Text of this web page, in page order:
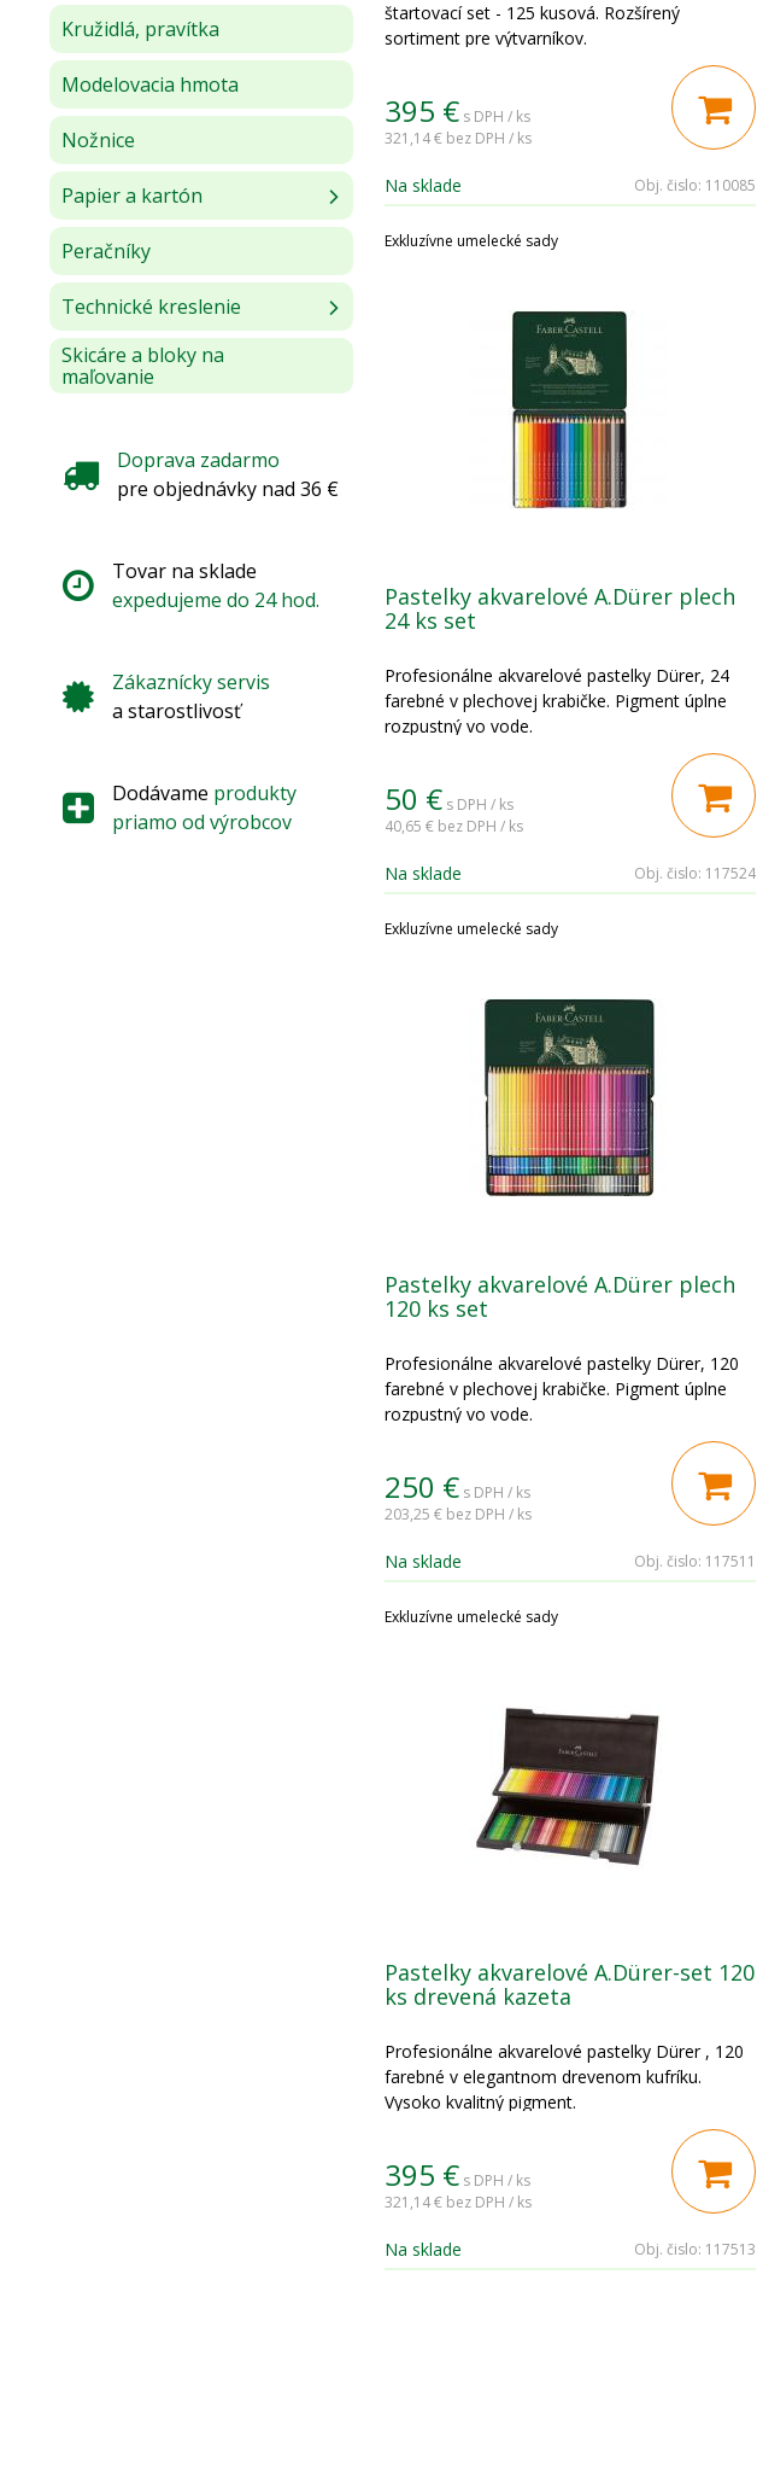
štartovací set - 125 kusová. Rozšírený
sortiment pre výtvarníkov.
395 € s DPH / ks
321,14 € bez DPH / ks
Na sklade Obj. čislo: 110085
Exkluzívne umelecké sady
Pastelky akvarelové A.Dürer plech
24 ks set
Profesionálne akvarelové pastelky Dürer, 24
farebné v plechovej krabičke. Pigment úplne
rozpustný vo vode.
50 € s DPH / ks
40,65 € bez DPH / ks
Na sklade Obj. čislo: 117524
Exkluzívne umelecké sady
Pastelky akvarelové A.Dürer plech
120 ks set
Profesionálne akvarelové pastelky Dürer, 120
farebné v plechovej krabičke. Pigment úplne
rozpustný vo vode.
250 € s DPH / ks
203,25 € bez DPH / ks
Na sklade Obj. čislo: 117511
Exkluzívne umelecké sady
Pastelky akvarelové A.Dürer-set 120
ks drevená kazeta
Profesionálne akvarelové pastelky Dürer , 120
farebné v elegantnom drevenom kufríku.
Vysoko kvalitný pigment.
395 € s DPH / ks
321,14 € bez DPH / ks
Na sklade Obj. čislo: 117513
Kružidlá, pravítka
Modelovacia hmota
Nožnice
Papier a kartón
Peračníky
Technické kreslenie
Skicáre a bloky na
maľovanie
Doprava zadarmo
pre objednávky nad 36 €
Tovar na sklade
expedujeme do 24 hod.
Zákaznícky servis
a starostlivosť
Dodávame produkty
priamo od výrobcov